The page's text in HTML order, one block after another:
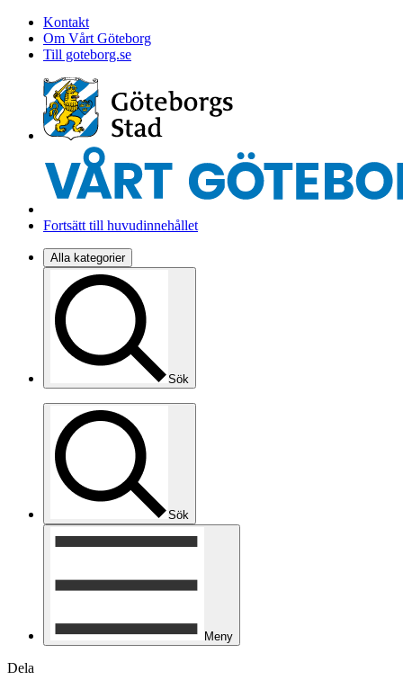
Kontakt
Om Vårt Göteborg
Till goteborg.se
Fortsätt till huvudinnehållet
Alla kategorier
Sök
Sök
Meny
Dela